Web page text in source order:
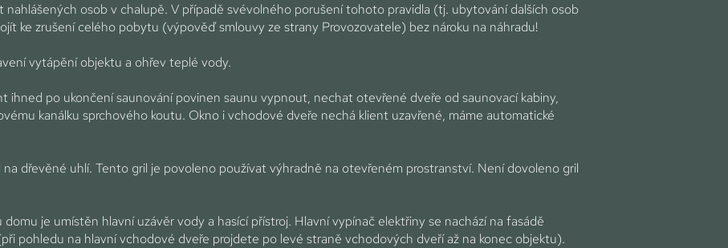
osob v chalupě. V případě svévolného porušení tohoto pravidla (tj. ubytování dalších osob
ke zrušení celého pobytu (výpověď smlouvy ze strany Provozovatele) bez nároku na náhradu!
vytápění objektu a ohřev teplé vody.
ihned po ukončení saunování povinen saunu vypnout, nechat otevřené dveře od saunovací kabiny,
kanálku sprchového koutu. Okno i vchodové dveře nechá klient uzavřené, máme automatické
na dřevěné uhlí. Tento gril je povoleno používat výhradně na otevřeném prostranství. Není dovoleno gril
je umístěn hlavní uzávěr vody a hasící přístroj. Hlavní vypínač elektřiny se nachází na fasádě
pohledu na hlavní vchodové dveře projdete po levé straně vchodových dveří až na konec objektu).